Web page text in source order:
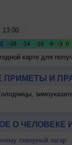
карте для
ПРИМЕТЫ И
О ЧЕЛОВЕКЕ
северный загар